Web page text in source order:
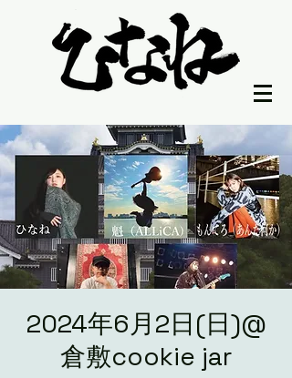
2024年6月2日(日)@
倉敷cookie jar